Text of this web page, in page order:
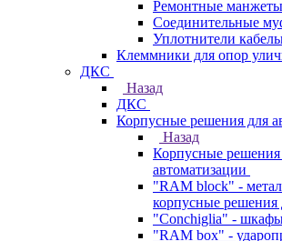
Ремонтные манжеты
Соединительные
Уплотнители
Клеммники для опор
ДКС
Назад
ДКС
Корпусные решения для
Назад
Корпусные решения
автоматизации
"RAM block" -
корпусные решения
"Conchiglia" - шкафы
"RAM box" -